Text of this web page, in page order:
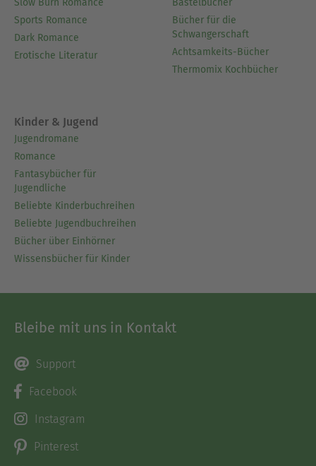
Slow Burn Romance
Sports Romance
Dark Romance
Erotische Literatur
Bastelbücher
Bücher für die
Schwangerschaft
Achtsamkeits-Bücher
Thermomix Kochbücher
Kinder & Jugend
Jugendromane
Romance
Fantasybücher für
Jugendliche
Beliebte Kinderbuchreihen
Beliebte Jugendbuchreihen
Bücher über Einhörner
Wissensbücher für Kinder
Bleibe mit uns in Kontakt
Support
Facebook
Instagram
Pinterest